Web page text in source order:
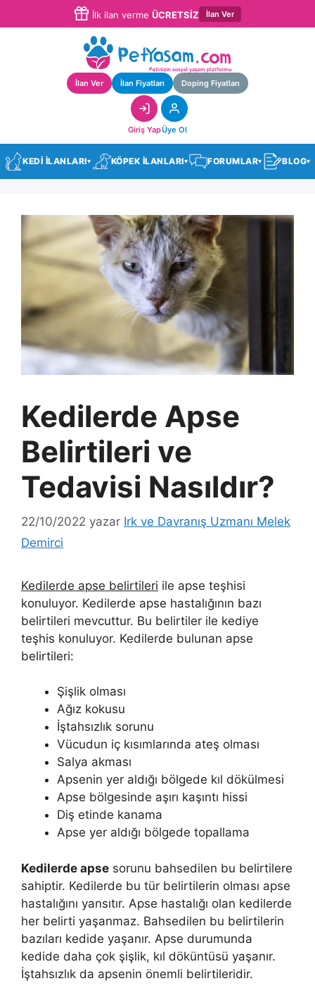
İlk ilan verme ÜCRETSİZ İlan Ver
İlan Ver İlan Fiyatları Doping Fiyatları
Giriş YapÜye Ol
KEDİ İLANLARI▾ KÖPEK İLANLARI▾ FORUMLAR▾ BLOG▾
Kedilerde Apse
Belirtileri ve
Tedavisi Nasıldır?
22/10/2022 yazar Irk ve Davranış Uzmanı Melek
Demirci
Kedilerde apse belirtileri ile apse teşhisi
konuluyor. Kedilerde apse hastalığının bazı
belirtileri mevcuttur. Bu belirtiler ile kediye
teşhis konuluyor. Kedilerde bulunan apse
belirtileri:
Şişlik olması
Ağız kokusu
İştahsızlık sorunu
Vücudun iç kısımlarında ateş olması
Salya akması
Apsenin yer aldığı bölgede kıl dökülmesi
Apse bölgesinde aşırı kaşıntı hissi
Diş etinde kanama
Apse yer aldığı bölgede topallama
Kedilerde apse sorunu bahsedilen bu belirtilere
sahiptir. Kedilerde bu tür belirtilerin olması apse
hastalığını yansıtır. Apse hastalığı olan kedilerde
her belirti yaşanmaz. Bahsedilen bu belirtilerin
bazıları kedide yaşanır. Apse durumunda
kedide daha çok şişlik, kıl döküntüsü yaşanır.
İştahsızlık da apsenin önemli belirtileridir.